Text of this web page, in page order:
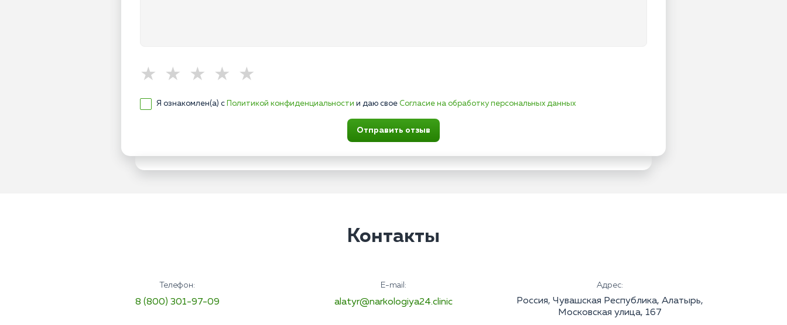
Я ознакомлен(а) с Политикой конфиденциальности и даю свое Согласие на обработку персональных данных
Отправить отзыв
Контакты
Телефон:
8 (800) 301-97-09
E-mail:
alatyr@narkologiya24.clinic
Адрес:
Россия, Чувашская Республика, Алатырь,
Московская улица, 167